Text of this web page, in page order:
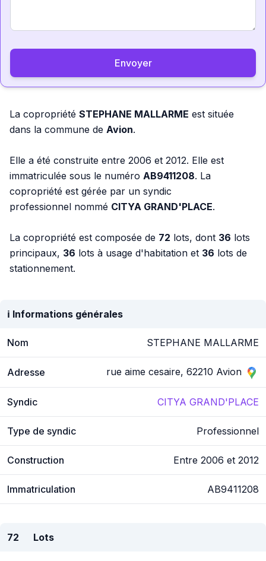
Envoyer
La copropriété STEPHANE MALLARME est située
dans la commune de Avion.
Elle a été construite entre 2006 et 2012. Elle est
immatriculée sous le numéro AB9411208. La
copropriété est gérée par un syndic
professionnel nommé CITYA GRAND'PLACE.
La copropriété est composée de 72 lots, dont 36 lots
principaux, 36 lots à usage d'habitation et 36 lots de
stationnement.
ℹ️ Informations générales
Nom STEPHANE MALLARME
Adresse rue aime cesaire, 62210 Avion
Syndic CITYA GRAND'PLACE
Type de syndic Professionnel
Construction Entre 2006 et 2012
Immatriculation AB9411208
72 Lots